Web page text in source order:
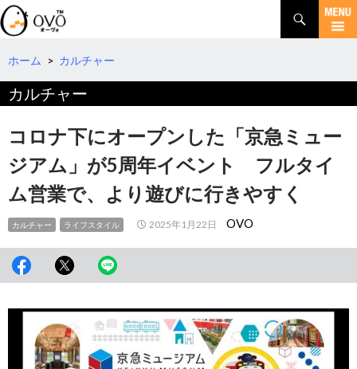
検
索
コ
テ
ツ
へ
ホーム > カルチャー
カルチャー
コロナ下にオープンした「京急ミュー
ジアム」が5周年イベント フルタイ
ム営業で、より遊びに行きやすく
カルチャー ライフスタイル 2025年1月22日 OVO